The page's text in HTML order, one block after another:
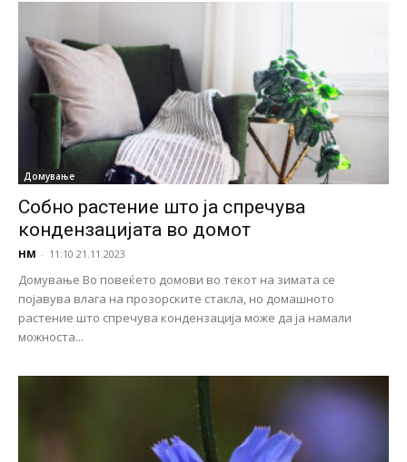
Домување
Собно растение што jа спречува
кондензациjата во домот
НМ - 11:10 21.11.2023
Домување Во повеќето домови во текот на зимата се
појавува влага на прозорските стакла, но домашното
растение што спречува кондензација може да ја намали
можноста...